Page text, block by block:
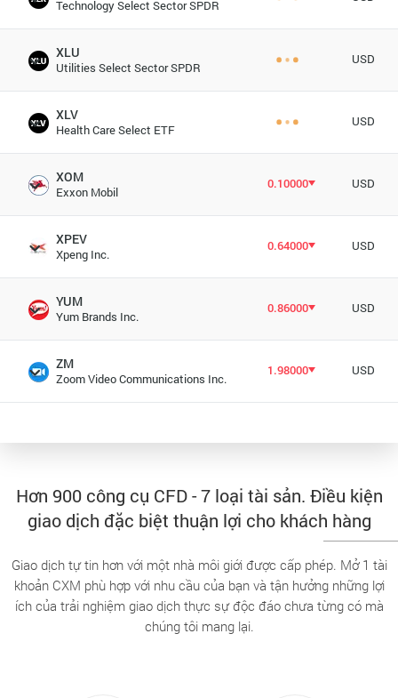
Technology Select Sector SPDR
XLU
Utilities Select Sector SPDR
USD
XLV
Health Care Select ETF
USD
XOM
Exxon Mobil
0.10000 USD
XPEV
Xpeng Inc.
0.64000 USD
YUM
Yum Brands Inc.
0.86000 USD
ZM
Zoom Video Communications Inc.
1.98000 USD
Hơn 900 công cụ CFD - 7 loại tài sản. Điều kiện
giao dịch đặc biệt thuận lợi cho khách hàng
Giao dịch tự tin hơn với một nhà môi giới được cấp phép. Mở 1 tài
khoản CXM phù hợp với nhu cầu của bạn và tận hưởng những lợi
ích của trải nghiệm giao dịch thực sự độc đáo chưa từng có mà
chúng tôi mang lại.